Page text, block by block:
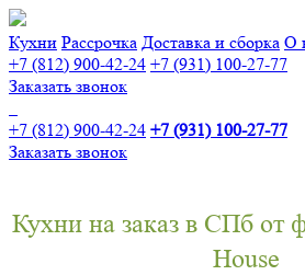
Кухни Рассрочка Доставка и сборка О
+7 (812) 900-42-24 +7 (931) 100-27-77
Заказать звонок
+7 (812) 900-42-24 +7 (931) 100-27-77
Заказать звонок
Кухни на заказ в СПб от
House